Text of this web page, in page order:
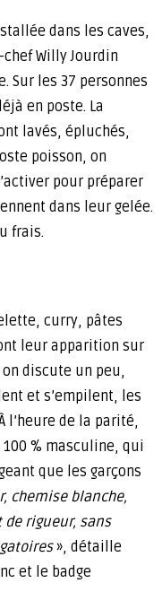
dans les caves,
Willy Jourdin
Sur les 37 personnes
en poste. La
lavés, épluchés,
poisson, on
pour préparer
dans leur gelée.
frais.
curry, pâtes
leur apparition sur
discute un peu,
et s’empilent, les
l’heure de la parité,
% masculine, qui
que les garçons
chemise blanche,
rigueur, sans
», détaille
et le badge